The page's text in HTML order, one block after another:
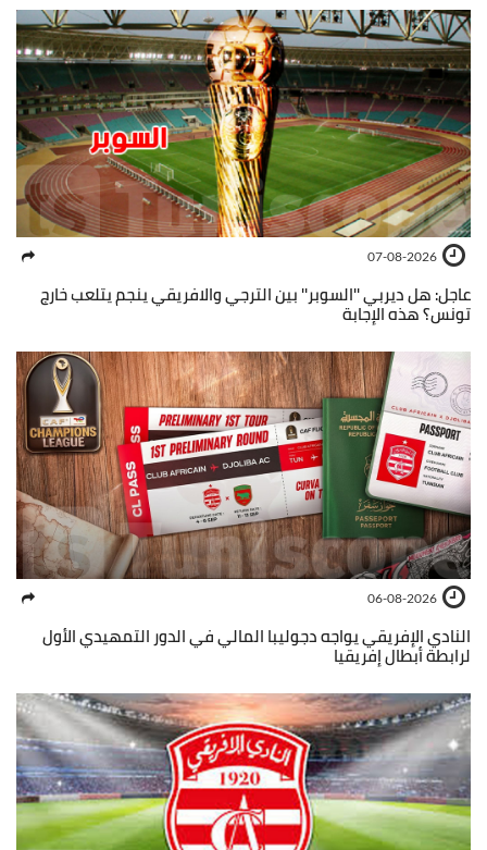
07-08-2026
عاجل: هل ديربي ''السوبر'' بين الترجي والافريقي ينجم يتلعب خارج
تونس؟ هذه الإجابة
06-08-2026
النادي الإفريقي يواجه دجوليبا المالي في الدور التمهيدي الأول
لرابطة أبطال إفريقيا